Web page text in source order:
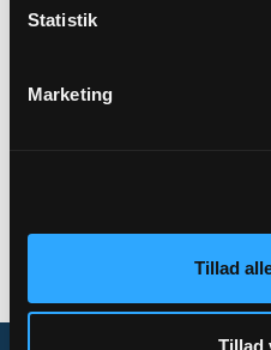
Statistik
Marketing
Tillad
Tillad